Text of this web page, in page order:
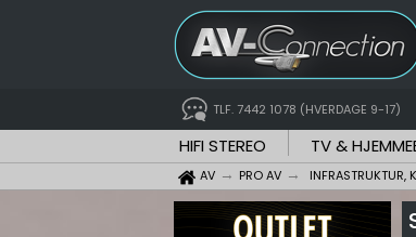
TLF. 7442 1078 (HVERDAGE 9-17)
HIFI STEREO TV &
AV PRO AV INFRASTRUKTUR,